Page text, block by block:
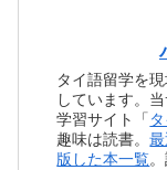
タイ語留学を
しています。
学習サイト「
趣味は読書。
版した本一覧